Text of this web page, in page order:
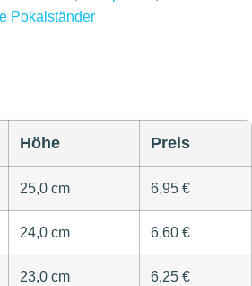
Pokalständer
Höhe Preis
25,0 cm 6,95 €
24,0 cm 6,60 €
23,0 cm 6,25 €